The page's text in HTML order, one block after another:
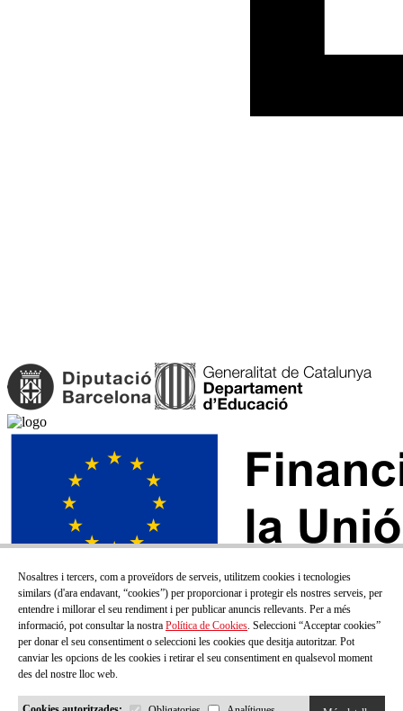
Nosaltres i tercers, com a proveïdors de serveis, utilitzem cookies i tecnologies
similars (d'ara endavant, “cookies”) per proporcionar i protegir els nostres serveis, per
entendre i millorar el seu rendiment i per publicar anuncis rellevants. Per a més
informació, pot consultar la nostra Política de Cookies. Seleccioni “Acceptar cookies”
per donar el seu consentiment o seleccioni les cookies que desitja autoritzar. Pot
canviar les opcions de les cookies i retirar el seu consentiment en qualsevol moment
des del nostre lloc web.